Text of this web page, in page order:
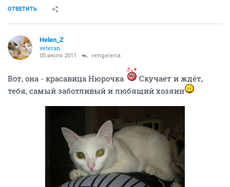
ОТВЕТИТЬ
Helen_Z
veteran
05 июля 2011 vengelena
Вот, она - красавица Нюрочка
Скучает и ждёт,
тебя, самый заботливый и любящий хозяин